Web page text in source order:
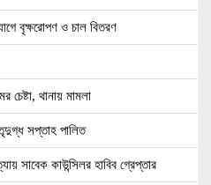
বৃক্ষরোপণ ও চাল বিতরণ
থানায় মামলা
সপ্তাহ পালিত
সাবেক কাউন্সিলর হাবিব গ্রেপ্তার